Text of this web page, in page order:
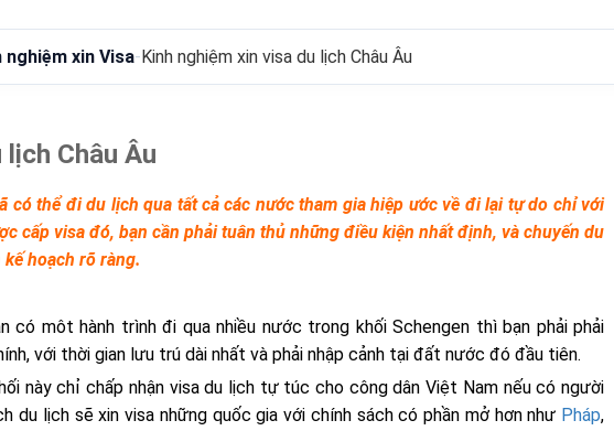
nghiệm xin Visa- Kinh nghiệm xin visa du lịch Châu Âu
Châu Âu
có thể đi du lịch qua tất cả các nước tham gia hiệp ước về đi lại tự do chỉ với
cấp visa đó, bạn cần phải tuân thủ những điều kiện nhất định, và chuyến du
hoạch rõ ràng.
có môt hành trình đi qua nhiều nước trong khối Schengen thì bạn phải phải
với thời gian lưu trú dài nhất và phải nhập cảnh tại đất nước đó đầu tiên.
này chỉ chấp nhận visa du lịch tự túc cho công dân Việt Nam nếu có người
du lịch sẽ xin visa những quốc gia với chính sách có phần mở hơn như Pháp,